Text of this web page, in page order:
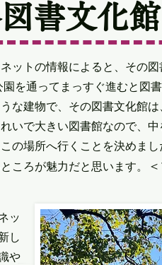
書文化館
トの情報によると、その図
を通ってまっすぐ進むと図
な建物で、その図書文化館
いで大きい図書館なので、
の場所へ行くことを決めま
ころが魅力だと思います。
ッ
し
や